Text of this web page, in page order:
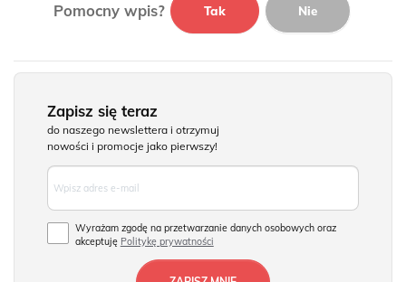
Pomocny wpis? Tak Nie
Zapisz się teraz
do naszego newslettera i otrzymuj
nowości i promocje jako pierwszy!
Wyrażam zgodę na przetwarzanie danych osobowych oraz
akceptuję Politykę prywatności